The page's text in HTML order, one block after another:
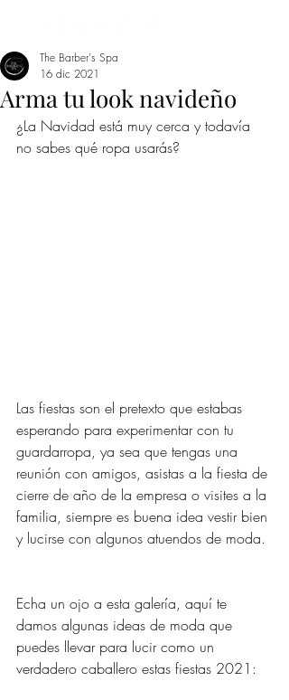
Arma tu look navideño
The Barber's Spa
16 dic 2021
¿La Navidad está muy cerca y todavía
no sabes qué ropa usarás?
Las fiestas son el pretexto que estabas
esperando para experimentar con tu
guardarropa, ya sea que tengas una
reunión con amigos, asistas a la fiesta de
cierre de año de la empresa o visites a la
familia, siempre es buena idea vestir bien
y lucirse con algunos atuendos de moda.
Echa un ojo a esta galería, aquí te
damos algunas ideas de moda que
puedes llevar para lucir como un
verdadero caballero estas fiestas 2021: